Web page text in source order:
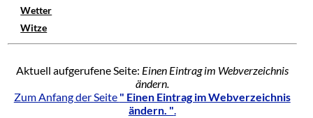
Wetter
Witze
Aktuell aufgerufene Seite: Einen Eintrag im Webverzeichnis
ändern.
Zum Anfang der Seite " Einen Eintrag im Webverzeichnis
ändern. ".